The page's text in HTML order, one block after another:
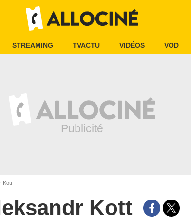
STREAMING TVACTU VIDÉOS VOD
Kott
Kott